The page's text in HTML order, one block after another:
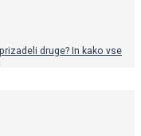
druge? In kako vse